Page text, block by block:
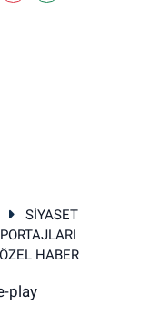
SİYASET
ÖZEL HABER